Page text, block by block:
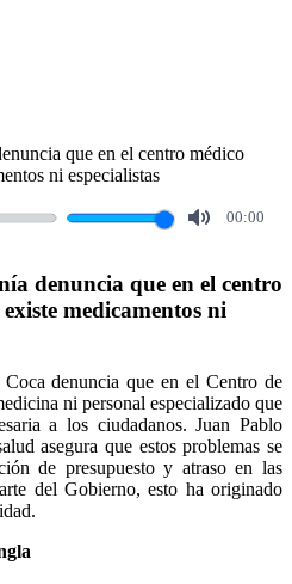
00:00
denuncia que en el centro
medicamentos ni
denuncia que en el Centro de
ni personal especializado que
a los ciudadanos. Juan Pablo
asegura que estos problemas se
de presupuesto y atraso en las
del Gobierno, esto ha originado